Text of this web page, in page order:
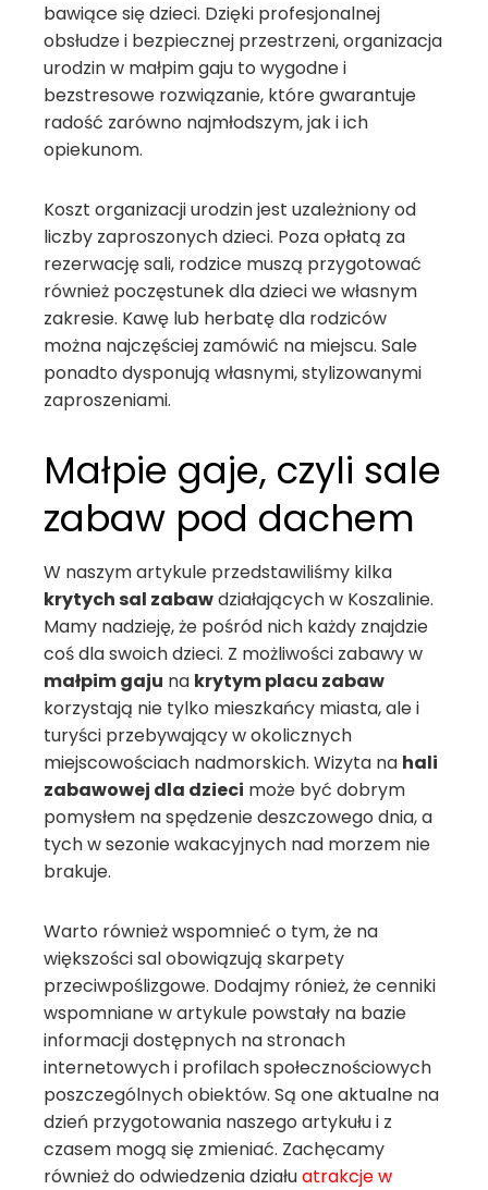
bawiące się dzieci. Dzięki profesjonalnej
obsłudze i bezpiecznej przestrzeni, organizacja
urodzin w małpim gaju to wygodne i
bezstresowe rozwiązanie, które gwarantuje
radość zarówno najmłodszym, jak i ich
opiekunom.
Koszt organizacji urodzin jest uzależniony od
liczby zaproszonych dzieci. Poza opłatą za
rezerwację sali, rodzice muszą przygotować
również poczęstunek dla dzieci we własnym
zakresie. Kawę lub herbatę dla rodziców
można najczęściej zamówić na miejscu. Sale
ponadto dysponują własnymi, stylizowanymi
zaproszeniami.
Małpie gaje, czyli sale
zabaw pod dachem
W naszym artykule przedstawiliśmy kilka
krytych sal zabawdziałających w Koszalinie.
Mamy nadzieję, że pośród nich każdy znajdzie
coś dla swoich dzieci. Z możliwości zabawy w
małpim gaju na krytym placu zabaw
korzystają nie tylko mieszkańcy miasta, ale i
turyści przebywający w okolicznych
miejscowościach nadmorskich. Wizyta na hali
zabawowej dla dzieci może być dobrym
pomysłem na spędzenie deszczowego dnia, a
tych w sezonie wakacyjnych nad morzem nie
brakuje.
Warto również wspomnieć o tym, że na
większości sal obowiązują skarpety
przeciwpoślizgowe. Dodajmy rónież, że cenniki
wspomniane w artykule powstały na bazie
informacji dostępnych na stronach
internetowych i profilach społecznościowych
poszczególnych obiektów. Są one aktualne na
dzień przygotowania naszego artykułu i z
czasem mogą się zmieniać. Zachęcamy
również do odwiedzenia działuatrakcje w